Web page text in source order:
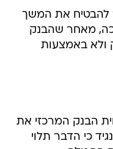
להבטיח את המשך
מאחר שהבנק
ולא באמצעות
הבנק המרכזי את
כי הדבר תלוי